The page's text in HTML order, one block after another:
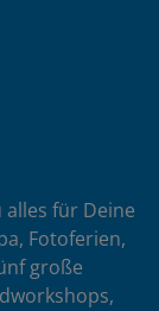
für Deine
Fotoferien,
große